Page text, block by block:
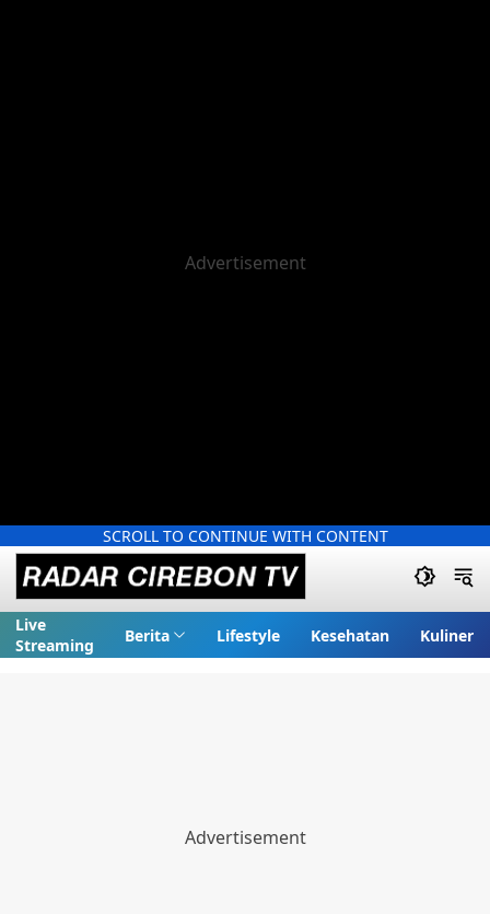
SCROLL TO CONTINUE WITH CONTENT
Live
Streaming
Berita Lifestyle Kesehatan Kuliner